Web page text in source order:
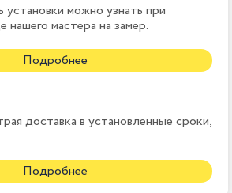
можно узнать при
нашего мастера на замер.
Подробнее
доставка в установленные сроки,
Подробнее